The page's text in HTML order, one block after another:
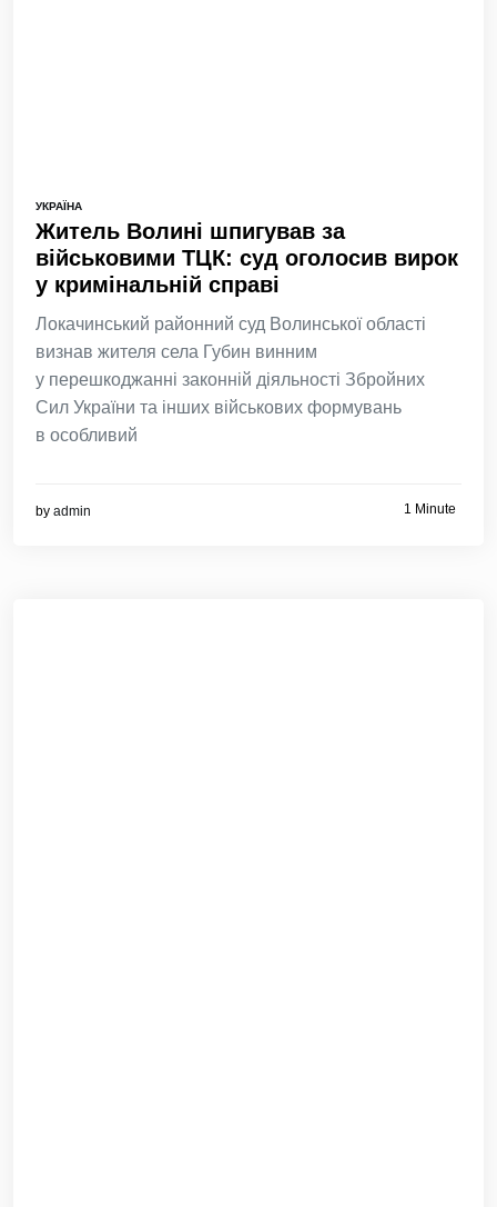
УКРАЇНА
Житель Волині шпигував за
військовими ТЦК: суд оголосив вирок
у кримінальній справі
Локачинський районний суд Волинської області
визнав жителя села Губин винним
у перешкоджанні законній діяльності Збройних
Сил України та інших військових формувань
в особливий
by admin 1 Minute